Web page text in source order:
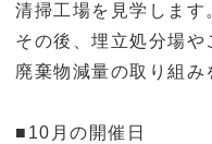
清掃工場を見学します
その後、埋立処分場や
廃棄物減量の取り組み
■10月の開催日